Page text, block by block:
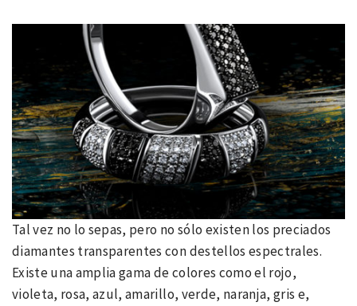
Tal vez no lo sepas, pero no sólo existen los preciados
diamantes transparentes con destellos espectrales.
Existe una amplia gama de colores como el rojo,
violeta, rosa, azul, amarillo, verde, naranja, gris e,